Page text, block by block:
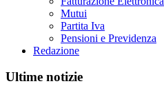
Mutui
Partita Iva
Pensioni e Previdenza
Redazione
Ultime notizie